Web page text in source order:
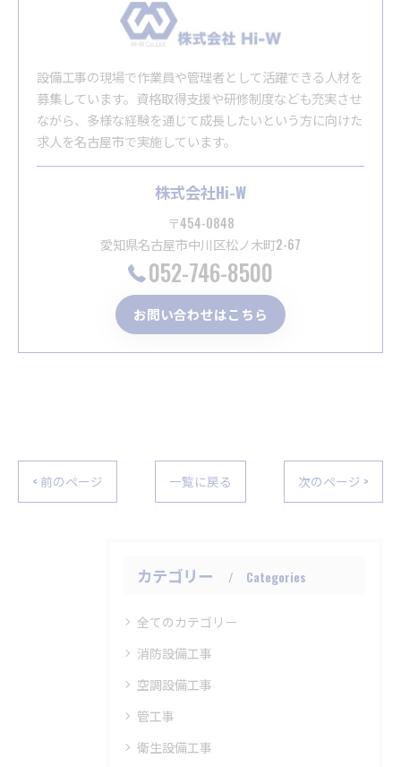
設備工事の現場で作業員や管理者として活躍できる人材を
募集しています。資格取得支援や研修制度なども充実させ
ながら、多様な経験を通じて成長したいという方に向けた
求人を名古屋市で実施しています。
株式会社Hi-W
〒454-0848
愛知県名古屋市中川区松ノ木町2-67
052-746-8500
お問い合わせはこちら
< 前のページ 一覧に戻る 次のページ >
カテゴリー Categories
全てのカテゴリー
消防設備工事
空調設備工事
管工事
衛生設備工事